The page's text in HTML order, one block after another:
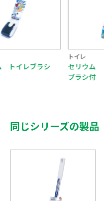
トイレブラシ
トイレ
セリウム
ブラシ付
同じシリーズの製品